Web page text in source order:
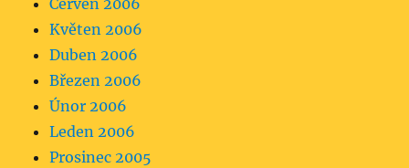
Červen 2006
Květen 2006
Duben 2006
Březen 2006
Únor 2006
Leden 2006
Prosinec 2005